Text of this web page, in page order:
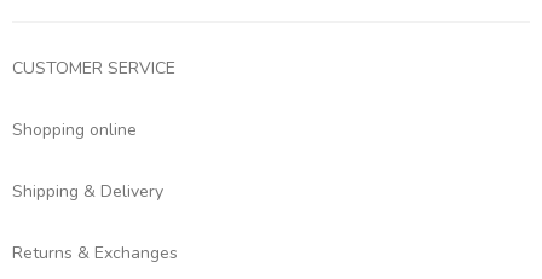
CUSTOMER SERVICE
Shopping online
Shipping & Delivery
Returns & Exchanges